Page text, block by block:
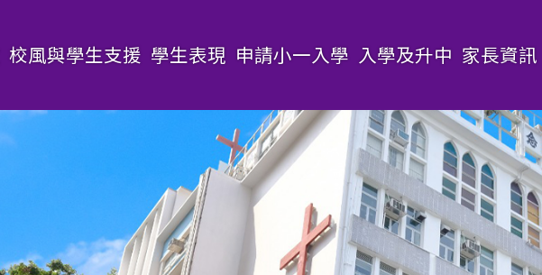
校風與學生支援 學生表現 申請小一入學 入學及升中 家長資訊